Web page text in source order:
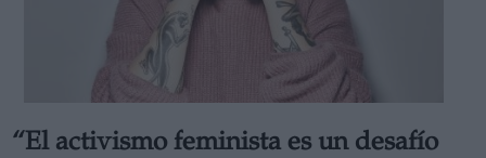
“El activismo feminista es un desafío